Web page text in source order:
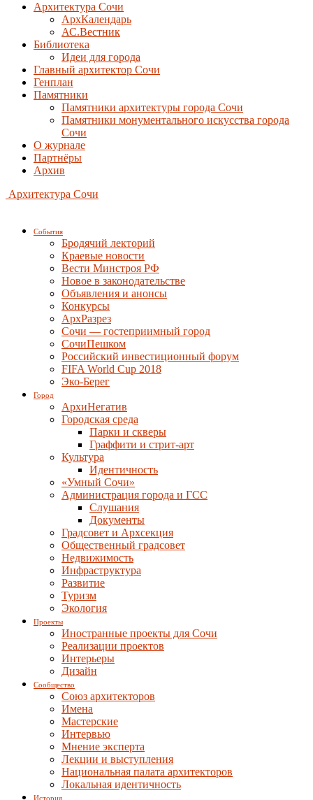
Архитектура Сочи
АрхКалендарь
АС.Вестник
Библиотека
Идеи для города
Главный архитектор Сочи
Генплан
Памятники
Памятники архитектуры города Сочи
Памятники монументального искусства города
Сочи
О журнале
Партнёры
Архив
Архитектура Сочи
События
Бродячий лекторий
Краевые новости
Вести Минстроя РФ
Новое в законодательстве
Объявления и анонсы
Конкурсы
АрхРазрез
Сочи — гостеприимный город
СочиПешком
Российский инвестиционный форум
FIFA World Cup 2018
Эко-Берег
Город
АрхиНегатив
Городская среда
Парки и скверы
Граффити и стрит-арт
Культура
Идентичность
«Умный Сочи»
Администрация города и ГСС
Слушания
Документы
Градсовет и Архсекция
Общественный градсовет
Недвижимость
Инфраструктура
Развитие
Туризм
Экология
Проекты
Иностранные проекты для Сочи
Реализации проектов
Интерьеры
Дизайн
Сообщество
Союз архитекторов
Имена
Мастерские
Интервью
Мнение эксперта
Лекции и выступления
Национальная палата архитекторов
Локальная идентичность
История